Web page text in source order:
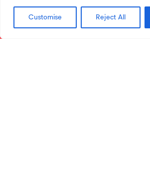
Customise Reject All